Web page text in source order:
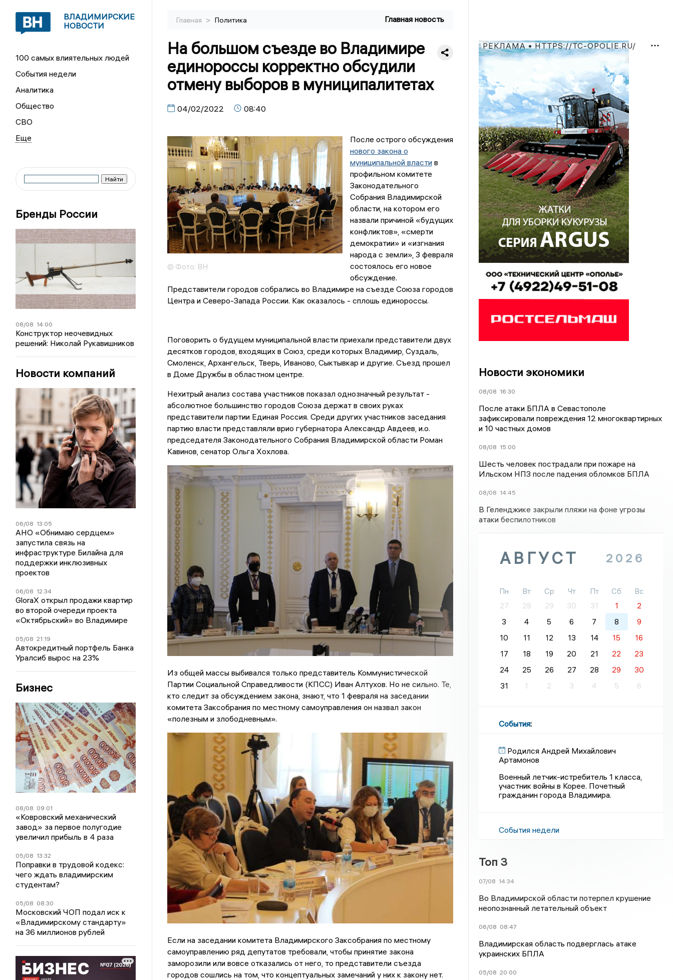
ВЛАДИМИРСКИЕ
НОВОСТИ
100 самых влиятельных людей
События недели
Аналитика
Общество
СВО
Бренды России
08/08 14:00
Конструктор неочевидных
решений: Николай Рукавишников
Новости компаний
06/08 13:05
АНО «Обнимаю сердцем»
запустила связь на
инфраструктуре Билайна для
поддержки инклюзивных
проектов
06/08 12:34
GloraX открыл продажи квартир
во второй очереди проекта
«Октябрьский» во Владимире
05/08 21:19
Автокредитный портфель Банка
Уралсиб вырос на 23%
Бизнес
08/08 09:01
«Ковровский механический
завод» за первое полугодие
увеличил прибыль в 4 раза
05/08 13:32
Поправки в трудовой кодекс:
чего ждать владимирским
студентам?
05/08 08:30
Московский ЧОП подал иск к
«Владимирскому стандарту»
на 36 миллионов рублей
Главная > Политика Главная новость
На большом съезде во Владимире
единороссы корректно обсудили
отмену выборов в муниципалитетах
04/02/2022 08:40
© Фото: ВН
После острого обсуждения
нового закона о
муниципальной властив
профильном комитете
Законодательного
Собрания Владимирской
области, на котором его
назвали причиной «будущих
конфликтов», «смерти
демократии» и «изгнания
народа с земли», 3 февраля
состоялось его новое
обсуждение.
Представители городов собрались во Владимире на съезде Союза городов
Центра и Северо-Запада России. Как оказалось - сплошь единороссы.
Поговорить о будущем муниципальной власти приехали представители двух
десятков городов, входящих в Союз, среди которых Владимир, Суздаль,
Смоленск, Архангельск, Тверь, Иваново, Сыктывкар и другие. Съезд прошел
в Доме Дружбы в областном центре.
Нехитрый анализ состава участников показал однозначный результат -
абсолютное большинство городов Союза держат в своих руках
представители партии Единая Россия. Среди других участников заседания
партию власти представляли врио губернатора Александр Авдеев, и.о.
председателя Законодательного Собрания Владимирской области Роман
Кавинов, сенатор Ольга Хохлова.
Из общей массы выбивался только представитель Коммунистической
Партии Социальной Справедливости (КПСС) Иван Алтухов. Но не сильно. Те,
кто следит за обсуждением закона, знают, что 1 февраля на заседании
комитета Заксобрания по местному самоуправления он назвал закон
«полезным и злободневным».
Если на заседании комитета Владимирского Заксобрания по местному
самоуправлению ряд депутатов требовали, чтобы принятие закона
заморозили или вовсе отказались от него, то представители съезда
городов сошлись на том, что концептуальных замечаний у них к закону нет.
РЕКЛАМА • HTTPS://TC-OPOLIE.RU/
Новости экономики
08/08 16:30
После атаки БПЛА в Севастополе
зафиксировали повреждения 12 многоквартирных
и 10 частных домов
08/08 15:00
Шесть человек пострадали при пожаре на
Ильском НПЗ после падения обломков БПЛА
08/08 14:45
В Геленджике закрыли пляжи на фоне угрозы
атаки беспилотников
АВГУСТ 2026
Пн Вт Ср Чт Пт Сб
Вс
27
28 29 30 31 1
2
3
4 5 6 7 8
9
10
11 12 13 14 15
16
17
18 19 20 21 22
23
24
25 26 27 28 29
30
31
1 2 3 4 5 6
События:
Родился Андрей Михайлович
Артамонов
Военный летчик-истребитель 1 класса,
участник войны в Корее. Почетный
гражданин города Владимира.
События недели
Топ 3
07/08 14:34
Во Владимирской области потерпел крушение
неопознанный летательный объект
06/08 08:47
Владимирская область подверглась атаке
украинских БПЛА
05/08 20:00